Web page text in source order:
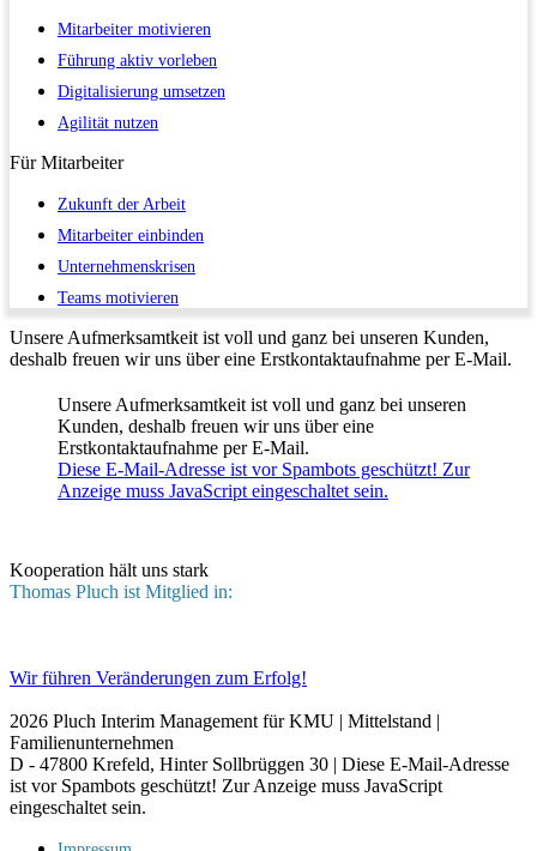
Mitarbeiter motivieren
Führung aktiv vorleben
Digitalisierung umsetzen
Agilität nutzen
FürMitarbeiter
Zukunft der Arbeit
Mitarbeiter einbinden
Unternehmenskrisen
Teams motivieren
Unsere Aufmerksamtkeit ist voll und ganz bei unseren Kunden,
deshalb freuen wir uns über eine Erstkontaktaufnahme per E-Mail.
Unsere Aufmerksamtkeit ist voll und ganz bei unseren
Kunden, deshalb freuen wir uns über eine
Erstkontaktaufnahme per E-Mail.
Diese E-Mail-Adresse ist vor Spambots geschützt! Zur
Anzeige muss JavaScript eingeschaltet sein.
Kooperation hält uns stark
Thomas Pluch ist Mitglied in:
Wir führen Veränderungen zum Erfolg!
2026 Pluch Interim Management für KMU | Mittelstand |
Familienunternehmen
D - 47800 Krefeld, Hinter Sollbrüggen 30 | Diese E-Mail-Adresse
ist vor Spambots geschützt! Zur Anzeige muss JavaScript
eingeschaltet sein.